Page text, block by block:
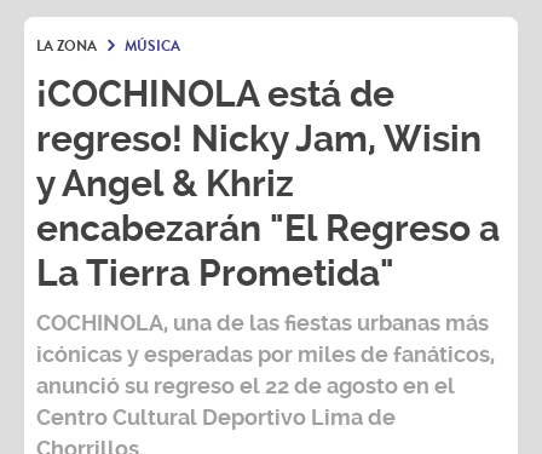
LA ZONA MÚSICA
¡COCHINOLA está de
regreso! Nicky Jam, Wisin
y Angel & Khriz
encabezarán "El Regreso a
La Tierra Prometida"
COCHINOLA, una de las fiestas urbanas más
icónicas y esperadas por miles de fanáticos,
anunció su regreso el 22 de agosto en el
Centro Cultural Deportivo Lima de
Chorrillos.